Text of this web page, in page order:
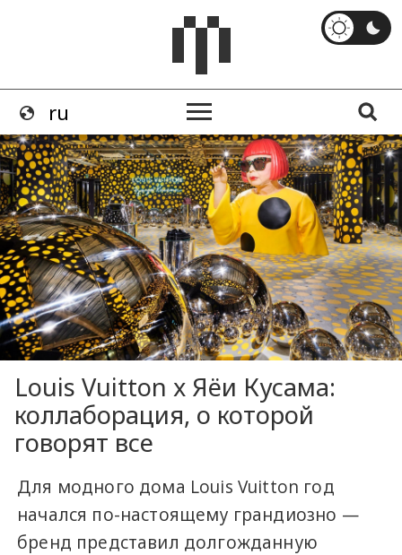
Louis Vuitton x Яёи Кусама:
коллаборация, о которой
говорят все
Для модного дома Louis Vuitton год
начался по-настоящему грандиозно —
бренд представил долгожданную